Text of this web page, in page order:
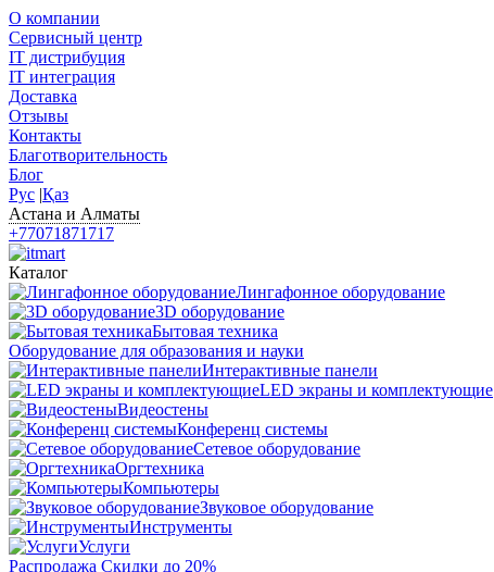
О компании
Сервисный центр
IT дистрибуция
IT интеграция
Доставка
Отзывы
Контакты
Благотворительность
Блог
Рус |Қаз
Астана и Алматы
+77071871717
Каталог
Лингафонное оборудование
3D оборудование
Бытовая техника
Оборудование для образования и науки
Интерактивные панели
LED экраны и комплектующие
Видеостены
Конференц системы
Сетевое оборудование
Оргтехника
Компьютеры
Звуковое оборудование
Инструменты
Услуги
Распродажа Скидки до 20%